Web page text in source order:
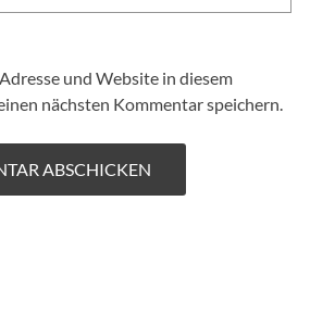
und Website in diesem
nächsten Kommentar speichern.